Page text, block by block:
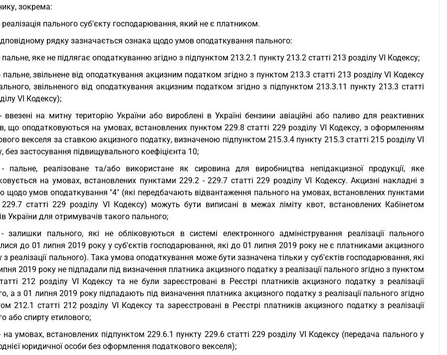
зокрема:
реалізація пального суб'єкту господарювання, який не є платником.
рядку зазначається ознака щодо умов оподаткування пального:
пальне, яке не підлягає оподаткуванню згідно з підпунктом 213.2.1 пункту 213.2 статті 213 розділу VI Кодексу;
пальне, звільнене від оподаткування акцизним податком згідно з пунктом 213.3 статті 213 розділу VI Кодексу
звільненого від оподаткування акцизним податком згідно з підпунктом 213.3.11 пункту 213.3 статті
VI Кодексу);
ввезені на митну територію України або вироблені в Україні бензини авіаційні або паливо для реактивних
що оподатковуються на умовах, встановлених пунктом 229.8 статті 229 розділу VI Кодексу, з оформленням
векселя за ставкою акцизного податку, визначеною підпунктом 215.3.4 пункту 215.3 статті 215 розділу VI
без застосування підвищувального коефіцієнта 10;
пальне, реалізоване та/або використане як сировина для виробництва непідакцизної продукції, яке
на умовах, встановлених пунктами 229.2 - 229.7 статті 229 розділу VI Кодексу. Акцизні накладні з
щодо умов оподаткування "4" (які передбачають відвантаження пального на умовах, встановлених пунктами
статті 229 розділу VI Кодексу) можуть бути виписані в межах ліміту квот, встановлених Кабінетом
України для отримувачів такого пального;
залишки пального, які не обліковуються в системі електронного адміністрування реалізації пального
до 01 липня 2019 року у суб'єктів господарювання, які до 01 липня 2019 року не є платниками акцизного
з реалізації пального). Така умова оподаткування може бути зазначена тільки у суб'єктів господарювання, які
2019 року не підпадали під визначення платника акцизного податку з реалізації пального згідно з пунктом
212 розділу VI Кодексу та не були зареєстровані в Реєстрі платників акцизного податку з реалізації
а з 01 липня 2019 року підпадають під визначення платника акцизного податку з реалізації пального згідно
212.1 статті 212 розділу VI Кодексу та зареєстровані в Реєстрі платників акцизного податку з реалізації
або спирту етилового;
на умовах, встановлених підпунктом 229.6.1 пункту 229.6 статті 229 розділу VI Кодексу (передача пального у
юридичної особи без оформлення податкового векселя);